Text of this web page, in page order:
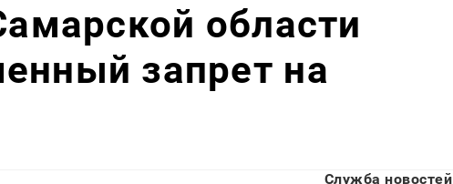
области
запрет на
Служба новостей